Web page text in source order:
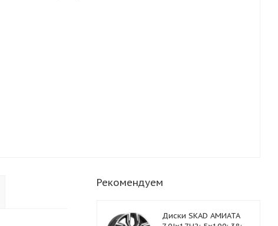
Рекомендуем
Диски SKAD АМИАТА